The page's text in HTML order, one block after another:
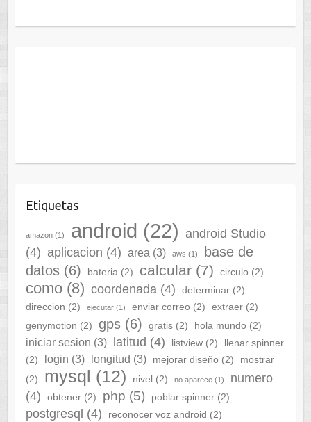
Etiquetas
amazon(1) android (22) android Studio
(4) aplicacion (4) area (3) aws (1)
base de
datos(6) bateria(2) calcular(7) circulo (2)
como(8) coordenada(4) determinar(2)
direccion (2) ejecutar(1) enviar correo (2) extraer(2)
genymotion (2) gps(6) gratis(2) hola mundo (2)
iniciar sesion (3) latitud (4) listview(2)
llenar spinner
(2)
login (3) longitud (3) mejorar diseño (2)
mostrar
(2)
mysql (12) nivel(2) no aparece(1)
numero
(4)
obtener(2) php (5) poblar spinner(2)
postgresql (4) reconocer voz android (2)